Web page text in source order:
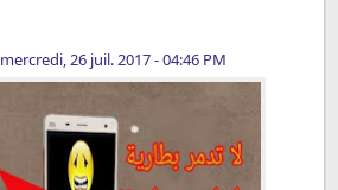
mercredi, 26 juil. 2017 - 04:46 PM